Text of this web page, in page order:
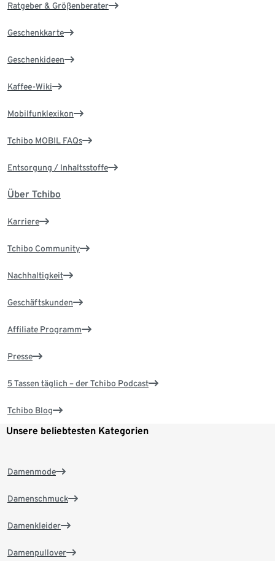
Ratgeber & Größenberater
Geschenkkarte
Geschenkideen
Kaffee-Wiki
Mobilfunklexikon
Tchibo MOBIL FAQs
Entsorgung / Inhaltsstoffe
Über Tchibo
Karriere
Tchibo Community
Nachhaltigkeit
Geschäftskunden
Affiliate Programm
Presse
5 Tassen täglich – der Tchibo Podcast
Tchibo Blog
Unsere beliebtesten Kategorien
Damenmode
Damenschmuck
Damenkleider
Damenpullover